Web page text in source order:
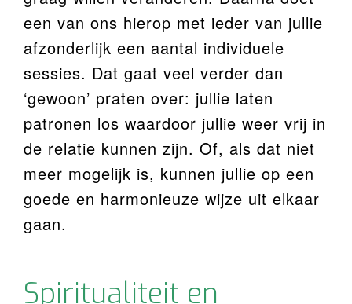
een van ons hierop met ieder van jullie
afzonderlijk een aantal individuele
sessies. Dat gaat veel verder dan
‘gewoon’ praten over: jullie laten
patronen los waardoor jullie weer vrij in
de relatie kunnen zijn. Of, als dat niet
meer mogelijk is, kunnen jullie op een
goede en harmonieuze wijze uit elkaar
gaan.
Spiritualiteit en